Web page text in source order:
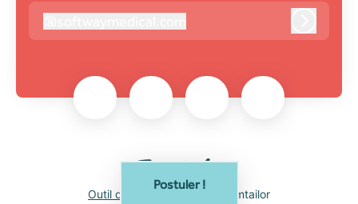
Postuler !
softwaymedical.com
Outil de recrutement de Teamtailor